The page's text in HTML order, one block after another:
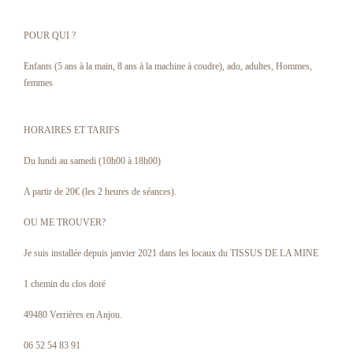
POUR QUI ?
Enfants (5 ans à la main, 8 ans à la machine à coudre), ado, adultes, Hommes,
femmes
HORAIRES ET TARIFS
Du lundi au samedi (10h00 à 18h00)
A partir de 20€ (les 2 heures de séances).
OU ME TROUVER?
Je suis installée depuis janvier 2021 dans les locaux du TISSUS DE LA MINE
1 chemin du clos doré
49480 Verrières en Anjou.
06 52 54 83 91